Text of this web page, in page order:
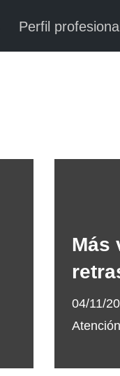
Perfil
Más
04/11/